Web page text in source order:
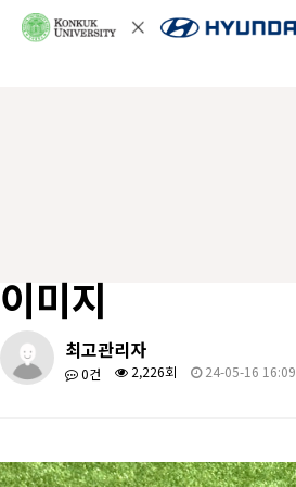
이미지
최고관리자
0건 2,226회 24-05-16 16:09